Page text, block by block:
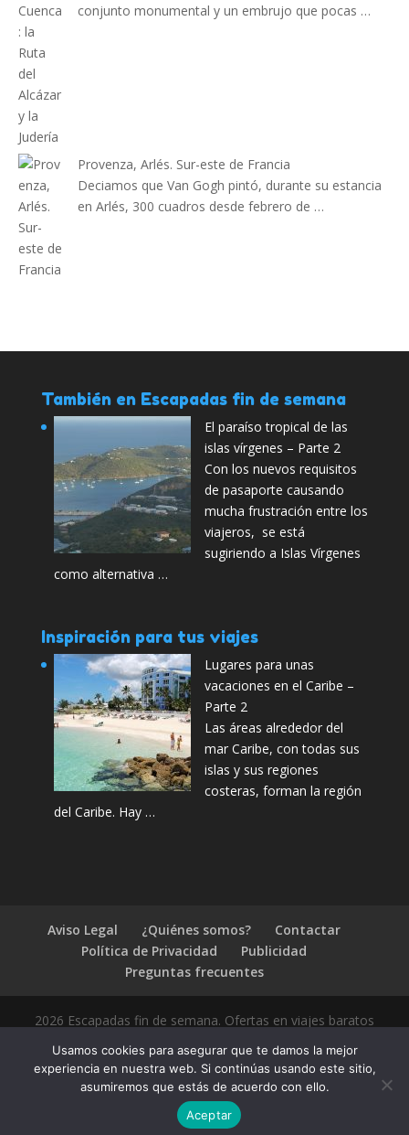
conjunto monumental y un embrujo que pocas …
Provenza, Arlés. Sur-este de Francia
Deciamos que Van Gogh pintó, durante su estancia
en Arlés, 300 cuadros desde febrero de …
También en Escapadas fin de semana
El paraíso tropical de las
islas vírgenes – Parte 2
Con los nuevos requisitos
de pasaporte causando
mucha frustración entre los
viajeros, se está
sugiriendo a Islas Vírgenes
como alternativa …
Inspiración para tus viajes
Lugares para unas
vacaciones en el Caribe –
Parte 2
Las áreas alrededor del
mar Caribe, con todas sus
islas y sus regiones
costeras, forman la región
del Caribe. Hay …
Aviso Legal ¿Quiénes somos?
Contactar
Política de Privacidad
Publicidad
Preguntas frecuentes
2026 Escapadas fin de semana. Ofertas en viajes baratos
Usamos cookies para asegurar que te damos la mejor
experiencia en nuestra web. Si continúas usando este sitio,
asumiremos que estás de acuerdo con ello.
Aceptar